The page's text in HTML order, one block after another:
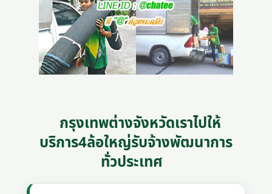
กรุงเทพต่างจังหวัดเราไปให้
บริการ4ล้อใหญ่รับจ้างพัฒนาการ
ทั่วประเทศ